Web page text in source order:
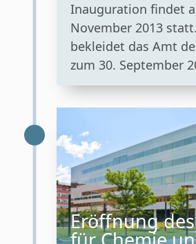
Inauguration findet
November 2013
bekleidet das Amt
zum 30. September
Eröffnung